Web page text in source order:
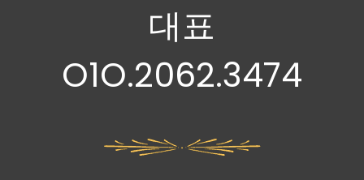
대표
O1O.2062.3474